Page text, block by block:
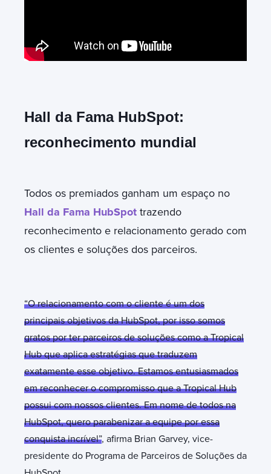
Hall da Fama HubSpot:
reconhecimento mundial
Todos os premiados ganham um espaço no
Hall da Fama HubSpot trazendo
reconhecimento e relacionamento gerado com
os clientes e soluções dos parceiros.
“O relacionamento com o cliente é um dos
principais objetivos da HubSpot, por isso somos
gratos por ter parceiros de soluções como a Tropical
Hub que aplica estratégias que traduzem
exatamente esse objetivo. Estamos entusiasmados
em reconhecer o compromisso que a Tropical Hub
possui com nossos clientes. Em nome de todos na
HubSpot, quero parabenizar a equipe por essa
conquista incrível”, afirma Brian Garvey, vice-
presidente do Programa de Parceiros de Soluções da